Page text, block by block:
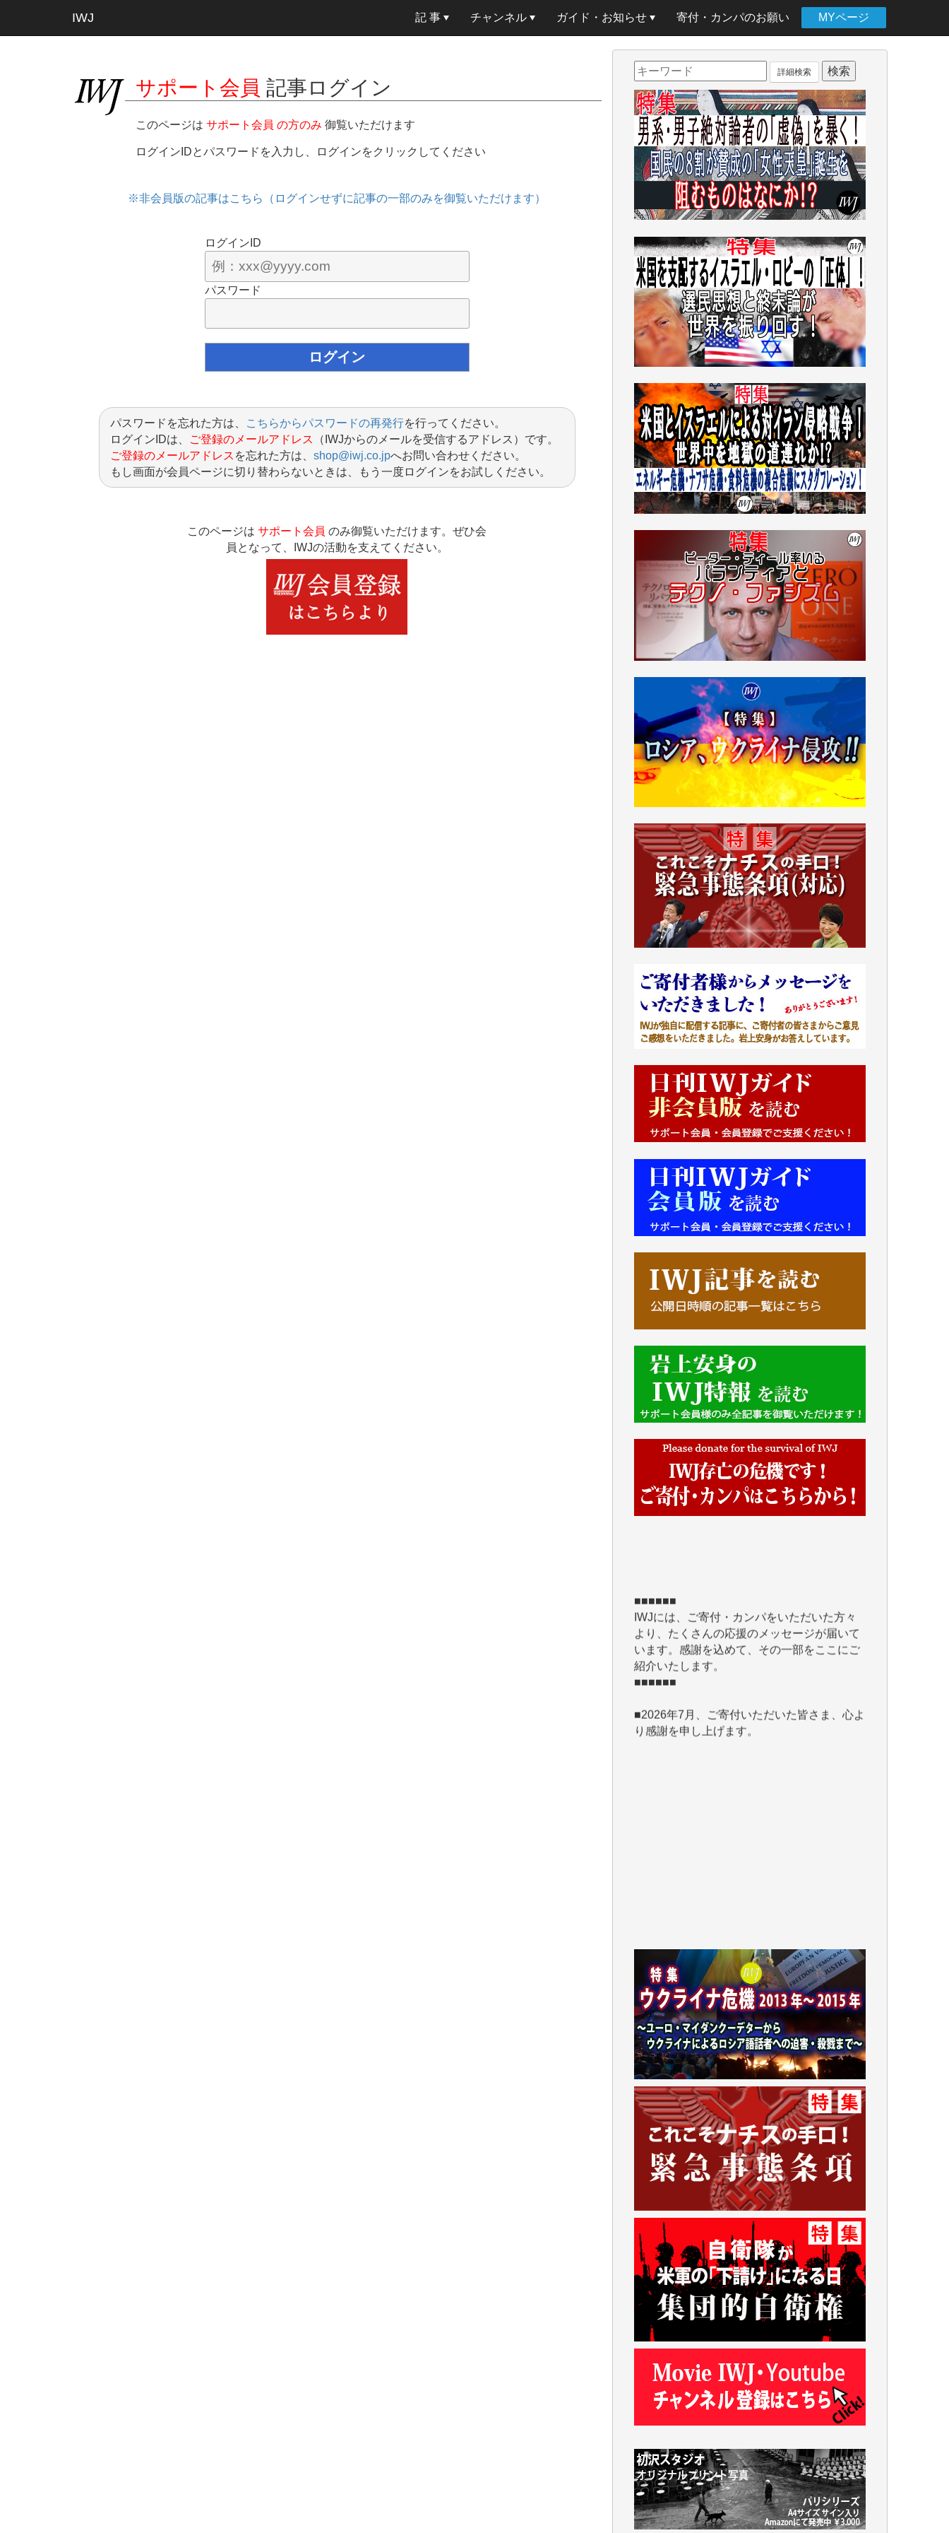
IWJ 記 事 チャンネル ガイド・お知らせ 寄付・カンパのお願い MYページ
サポート会員 記事ログイン
このページは サポート会員 の方のみ 御覧いただけます
ログインIDとパスワードを入力し、ログインをクリックしてください
※非会員版の記事はこちら（ログインせずに記事の一部のみを御覧いただけます）
ログインID
パスワード
パスワードを忘れた方は、 こちらからパスワードの再発行を行ってください。
ログインIDは、
ご登録のメールアドレス （IWJからのメールを受信するアドレス）です。
ご登録のメールアドレス を忘れた方は、 shop@iwj.co.jpへお問い合わせください。
もし画面が会員ページに切り替わらないときは、もう一度ログインをお試しください。
このページは サポート会員 のみ御覧いただけます。ぜひ会
員となって、IWJの活動を支えてください。
詳細検索
より、たくさんの応援のメッセージが届いて
います。感謝を込めて、その一部をここにご
紹介いたします。
■■■■■■
■2026年7月、ご寄付いただいた皆さま、心よ
Y.H. 様
y.m. 様
R.N. 様
J.M. 様
T.N. 様
Y.T. 様
T.K. 様
ASAKO TAKAESU 様
マシオン恵美香 様
平野智生 様
山本賢二 様
吉住俊昭 様
徳山匡 様
金 盛起 様
塩川 晃平 様
及川昭男 様
岩井祐子 様
藤田英之 様
藤岡比左志 様
井出 隆太 様
小池説夫 様
アオキカナメ 様
諸般の事情によりIWJ会費払えず今は非会員
です。市民側に立つ講演会にIWJのカメラマ
ンをよく拝見しております。コンテンツが失
われるのはあまりにもったいない。少しでも
今日、僅かですがカンパしました。（T.M.
様）
今日、僅かですがカンパしました。IWJの危
機を乗り切るには到底及ばない額ですが病気
の妻を抱えている私にとっては精一杯のカン